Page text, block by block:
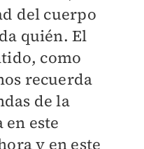
del cuerpo
quién. El
como
recuerda
de la
este
y en este